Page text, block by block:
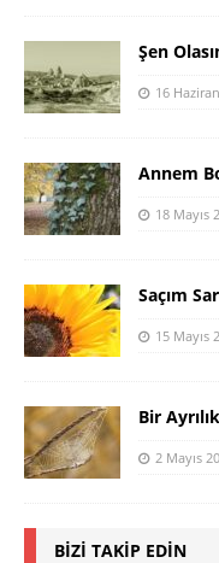
Şen
16
Annem
18 Mayıs
Saçım
15 Mayıs
Bir
2 Mayıs
BIZI TAKIP EDIN